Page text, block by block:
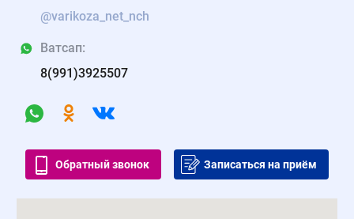
@varikoza_net_nch
Ватсап:
8(991)3925507
Обратный звонок Записаться на приём